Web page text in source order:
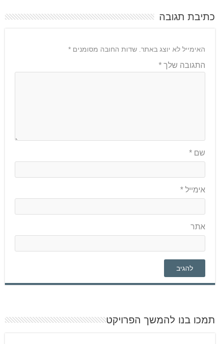
כתיבת תגובה
האימייל לא יוצג באתר. שדות החובה מסומנים *
התגובה שלך *
שם *
אימייל *
אתר
תמכו בנו להמשך הפרויקט